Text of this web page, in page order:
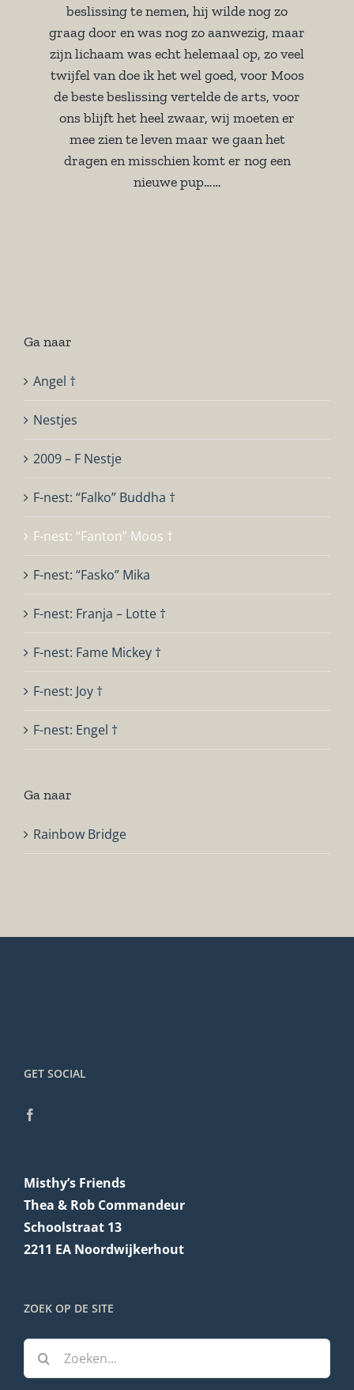
beslissing te nemen, hij wilde nog zo
graag door en was nog zo aanwezig, maar
zijn lichaam was echt helemaal op, zo veel
twijfel van doe ik het wel goed, voor Moos
de beste beslissing vertelde de arts, voor
ons blijft het heel zwaar, wij moeten er
mee zien te leven maar we gaan het
dragen en misschien komt er nog een
nieuwe pup……
Ga naar
Angel †
Nestjes
2009 – F Nestje
F-nest: “Falko” Buddha †
F-nest: “Fanton” Moos †
F-nest: “Fasko” Mika
F-nest: Franja – Lotte †
F-nest: Fame Mickey †
F-nest: Joy †
F-nest: Engel †
Ga naar
Rainbow Bridge
GET SOCIAL
Misthy’s Friends
Thea & Rob Commandeur
Schoolstraat 13
2211 EA Noordwijkerhout
ZOEK OP DE SITE
Zoeken
naar: